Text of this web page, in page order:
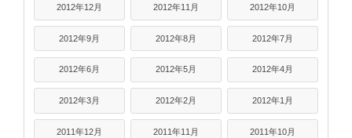
2012年12月 2012年11月 2012年10月
2012年9月 2012年8月 2012年7月
2012年6月 2012年5月 2012年4月
2012年3月 2012年2月 2012年1月
2011年12月 2011年11月 2011年10月